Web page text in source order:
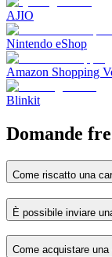
AJIO
Nintendo eShop
Amazon Shopping
Blinkit
Domande
Come riscatto una
È possibile inviare
Come acquistare